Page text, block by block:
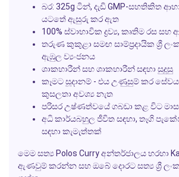
බර: 325g ටින්, දැඩි GMP-සහතිකිත
යටතේ ඇසුරු කර ඇත
100% ස්වාභාවික ද්‍රව්‍ය, කෘතිම රස සහ
තරුණ කුකුළා සමඟ සාම්ප්‍රදායික ශ්‍රී
ඇඹුල ව්‍යංජනය
ශාකහාරීන් සහ ශාකහාරීන් සඳහා සුදුසු
කෑමට සූදානම් - එය උණුසුම් කර
කුසලතා අවශ්‍ය නැත
පරිසර උෂ්ණත්වයේ ගබඩා කළ විට
අධි කාර්යබහුල ජීවිත සඳහා, තෑගි
සඳහා කැමැත්තක්
මෙම සත්‍ය Polos Curry අන්තර්ජාලය හරහා
ඇණවුම් කරන්න සහ ඔබේ දොරට සත්‍ය ශ්‍රී